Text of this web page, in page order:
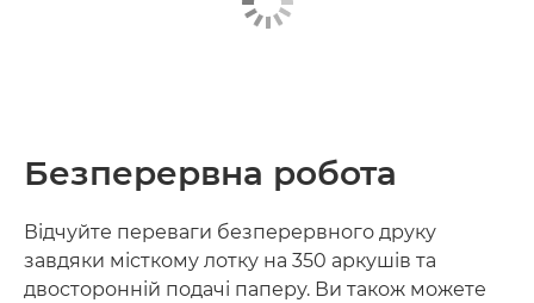
Безперервна робота
Відчуйте переваги безперервного друку
завдяки місткому лотку на 350 аркушів та
двосторонній подачі паперу. Ви також можете